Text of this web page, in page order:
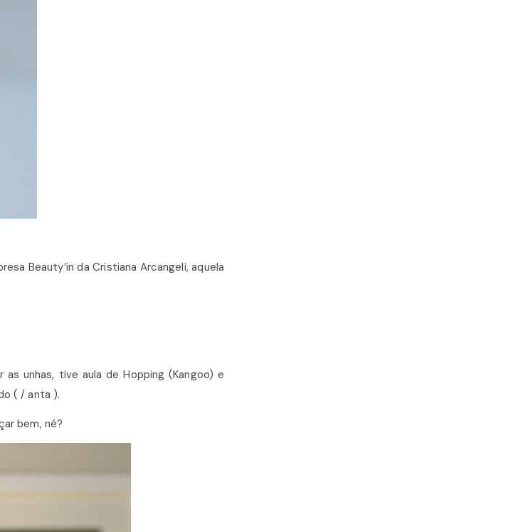
Beauty’in da Cristiana Arcangeli, aquela
unhas, tive aula de Hopping (Kangoo) e
( / anta ).
bem, né?